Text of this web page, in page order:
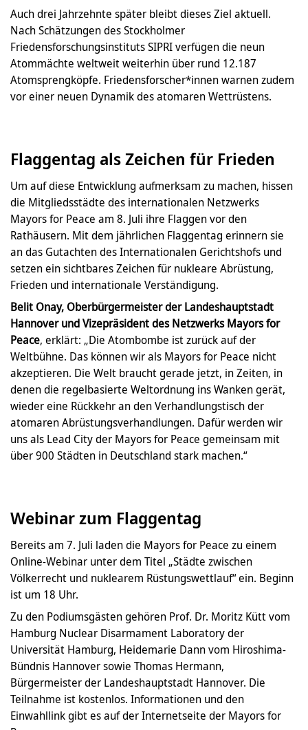
Auch drei Jahrzehnte später bleibt dieses Ziel aktuell.
Nach Schätzungen des Stockholmer
Friedensforschungsinstituts SIPRI verfügen die neun
Atommächte weltweit weiterhin über rund 12.187
Atomsprengköpfe. Friedensforscher*innen warnen zudem
vor einer neuen Dynamik des atomaren Wettrüstens.
Flaggentag als Zeichen für Frieden
Um auf diese Entwicklung aufmerksam zu machen, hissen
die Mitgliedsstädte des internationalen Netzwerks
Mayors for Peace am 8. Juli ihre Flaggen vor den
Rathäusern. Mit dem jährlichen Flaggentag erinnern sie
an das Gutachten des Internationalen Gerichtshofs und
setzen ein sichtbares Zeichen für nukleare Abrüstung,
Frieden und internationale Verständigung.
Belit Onay, Oberbürgermeister der Landeshauptstadt
Hannover und Vizepräsident des Netzwerks Mayors for
Peace, erklärt: „Die Atombombe ist zurück auf der
Weltbühne. Das können wir als Mayors for Peace nicht
akzeptieren. Die Welt braucht gerade jetzt, in Zeiten, in
denen die regelbasierte Weltordnung ins Wanken gerät,
wieder eine Rückkehr an den Verhandlungstisch der
atomaren Abrüstungsverhandlungen. Dafür werden wir
uns als Lead City der Mayors for Peace gemeinsam mit
über 900 Städten in Deutschland stark machen.“
Webinar zum Flaggentag
Bereits am 7. Juli laden die Mayors for Peace zu einem
Online-Webinar unter dem Titel „Städte zwischen
Völkerrecht und nuklearem Rüstungswettlauf“ ein. Beginn
ist um 18 Uhr.
Zu den Podiumsgästen gehören Prof. Dr. Moritz Kütt vom
Hamburg Nuclear Disarmament Laboratory der
Universität Hamburg, Heidemarie Dann vom Hiroshima-
Bündnis Hannover sowie Thomas Hermann,
Bürgermeister der Landeshauptstadt Hannover. Die
Teilnahme ist kostenlos. Informationen und den
Einwahllink gibt es auf der Internetseite der Mayors for